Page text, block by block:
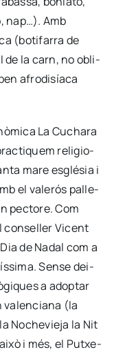
nap…). Amb
(boti­fa­rra de
de la carn, no obli­­
afro­di­sía­ca
La Cucha­ra
reli­gio­
mare esglé­sia i
el vale­rós palle­
pec­to­re. Com
con­se­ller Vicent
de Nadal com a
Sen­se dei­
a adop­tar
valen­cia­na (la
Noche­vie­ja la Nit
i més, el Putxe­